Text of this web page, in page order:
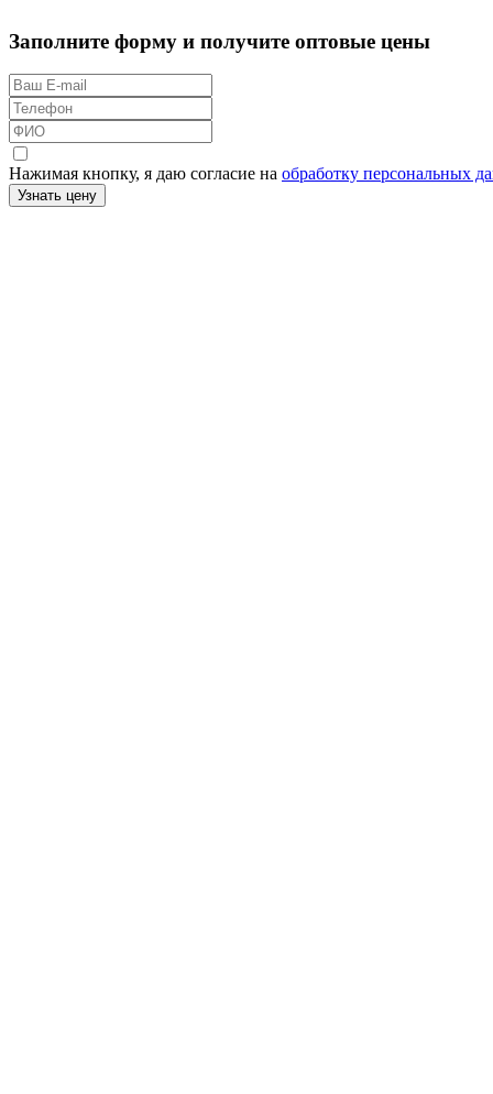
Заполните форму и получите оптовые цены
Нажимая кнопку, я даю согласие на обработку персональных
Узнать цену